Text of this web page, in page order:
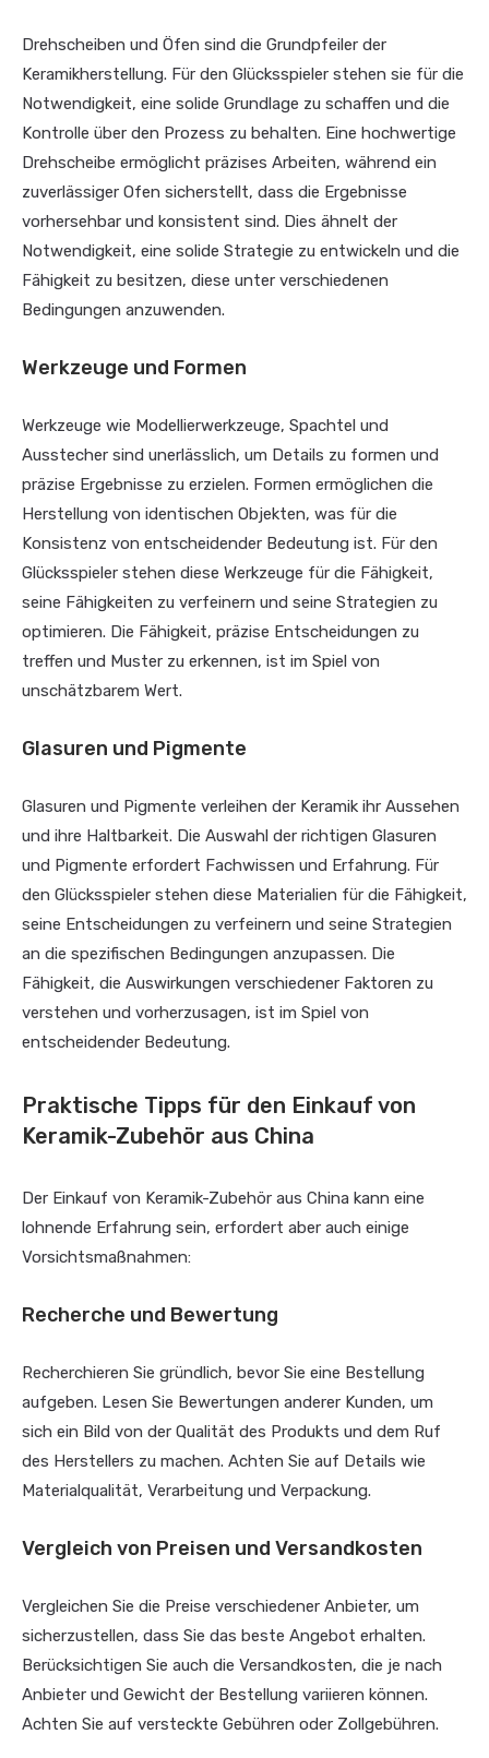
Drehscheiben und Öfen sind die Grundpfeiler der
Keramikherstellung. Für den Glücksspieler stehen sie für die
Notwendigkeit, eine solide Grundlage zu schaffen und die
Kontrolle über den Prozess zu behalten. Eine hochwertige
Drehscheibe ermöglicht präzises Arbeiten, während ein
zuverlässiger Ofen sicherstellt, dass die Ergebnisse
vorhersehbar und konsistent sind. Dies ähnelt der
Notwendigkeit, eine solide Strategie zu entwickeln und die
Fähigkeit zu besitzen, diese unter verschiedenen
Bedingungen anzuwenden.
Werkzeuge und Formen
Werkzeuge wie Modellierwerkzeuge, Spachtel und
Ausstecher sind unerlässlich, um Details zu formen und
präzise Ergebnisse zu erzielen. Formen ermöglichen die
Herstellung von identischen Objekten, was für die
Konsistenz von entscheidender Bedeutung ist. Für den
Glücksspieler stehen diese Werkzeuge für die Fähigkeit,
seine Fähigkeiten zu verfeinern und seine Strategien zu
optimieren. Die Fähigkeit, präzise Entscheidungen zu
treffen und Muster zu erkennen, ist im Spiel von
unschätzbarem Wert.
Glasuren und Pigmente
Glasuren und Pigmente verleihen der Keramik ihr Aussehen
und ihre Haltbarkeit. Die Auswahl der richtigen Glasuren
und Pigmente erfordert Fachwissen und Erfahrung. Für
den Glücksspieler stehen diese Materialien für die Fähigkeit,
seine Entscheidungen zu verfeinern und seine Strategien
an die spezifischen Bedingungen anzupassen. Die
Fähigkeit, die Auswirkungen verschiedener Faktoren zu
verstehen und vorherzusagen, ist im Spiel von
entscheidender Bedeutung.
Praktische Tipps für den Einkauf von
Keramik-Zubehör aus China
Der Einkauf von Keramik-Zubehör aus China kann eine
lohnende Erfahrung sein, erfordert aber auch einige
Vorsichtsmaßnahmen:
Recherche und Bewertung
Recherchieren Sie gründlich, bevor Sie eine Bestellung
aufgeben. Lesen Sie Bewertungen anderer Kunden, um
sich ein Bild von der Qualität des Produkts und dem Ruf
des Herstellers zu machen. Achten Sie auf Details wie
Materialqualität, Verarbeitung und Verpackung.
Vergleich von Preisen und Versandkosten
Vergleichen Sie die Preise verschiedener Anbieter, um
sicherzustellen, dass Sie das beste Angebot erhalten.
Berücksichtigen Sie auch die Versandkosten, die je nach
Anbieter und Gewicht der Bestellung variieren können.
Achten Sie auf versteckte Gebühren oder Zollgebühren.